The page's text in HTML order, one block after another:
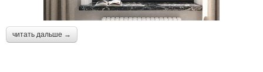
читать дальше →